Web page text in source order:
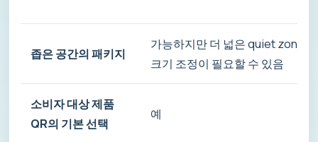
좁은 공간의 패키지
가능하지만 더 넓은 quiet zone
크기 조정이 필요할 수 있음
소비자 대상 제품
QR의 기본 선택
예